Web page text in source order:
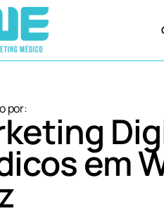
por:
em